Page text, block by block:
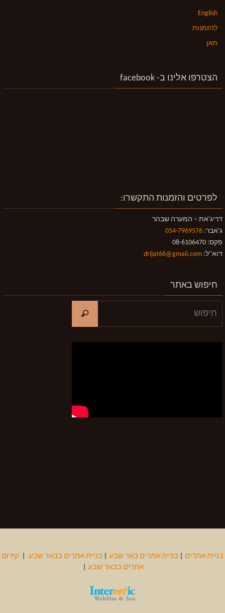
English
להזמנות
חאן
הצטרפו אלינו ב- facebook
לפרטים והזמנות התקשרו:
דריג'את – המערה שבהר
ג'אבר: 054-7969576
פקס: 08-6106470
דוא"ל: drijat66@gmail.com
חיפוש באתר
בניית אתרים בניית אתרים באר שבע| בניית אתרים בבאר שבע| קידום
אתרים בבאר שבע|